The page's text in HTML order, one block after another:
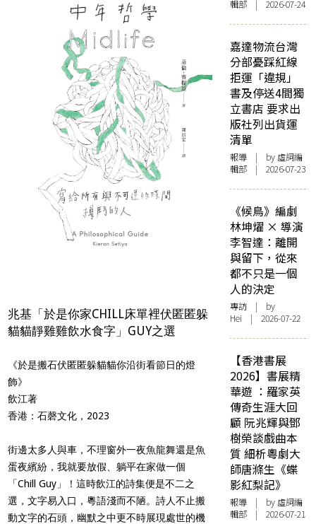
兆基「於是你家CHILL床單裡伏匿匿躲
貓貓靜雞雞飲水食字」GUY之選
《於是搬石伏匿匿躲貓貓你沿街看節日的燈
飾》
飲江著
香港：石磬文化，2023
街邊太多人與車，不理窗外一夜魚龍舞還是魚
蛋夜繽紛，我就要放假、躺平在家做一個
「Chill Guy」！這時飲江的詩集便是不二之
選，文字易入口，粵語淺而不陋。詩人不止搬
動文字的石頭，幽默之中更不時展現處世的機
輯部 | 2026-07-24
嘉達物流台灣
分部憂踩紅線
拒運「違規」
書及停送4間獨
立書店 要求出
版社列出貨運
清單
報導 | by 虛詞編
輯部 | 2026-07-23
《候鳥》編劇
林坤燿 × 導演
李智達：離開
與留下，從來
都不只是一個
人的決定
專訪 | by
Hei | 2026-07-22
【香港書展
2026】書展精
華遊 ：羅家英
傳奇生涯大回
顧 阮兆輝與鄧
樹榮談戲曲本
質 細析粵劇大
師唐滌生《蝶
影紅梨記》
報導 | by 虛詞編
輯部 | 2026-07-21